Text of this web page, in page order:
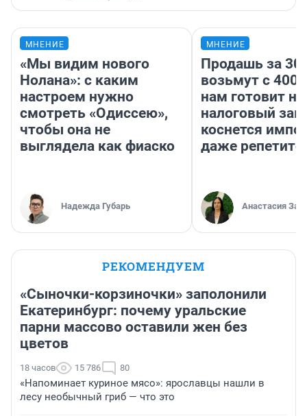
МНЕНИЕ
«Мы видим нового
Нолана»: с каким
настроем нужно
смотреть «Одиссею»,
чтобы она не
выглядела как фиаско
Надежда Губарь
МНЕНИЕ
Продашь за
возьмут с
нам готовит
налоговый
коснется
даже
Анастасия
РЕКОМЕНДУЕМ
«Сыночки-корзиночки» заполонили
Екатеринбург: почему уральские
парни массово оставили жен без
цветов
18 часов 15 786 80
«Напоминает куриное мясо»: ярославцы нашли в
лесу необычный гриб — что это